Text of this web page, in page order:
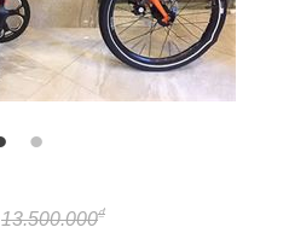
13.500.000₫